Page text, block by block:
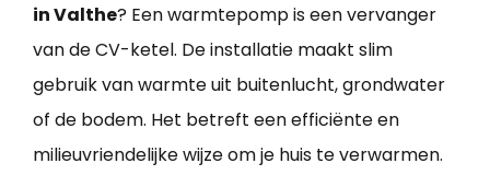
in Valthe? Een warmtepomp is een vervanger
van de CV-ketel. De installatie maakt slim
gebruik van warmte uit buitenlucht, grondwater
of de bodem. Het betreft een efficiënte en
milieuvriendelijke wijze om je huis te verwarmen.